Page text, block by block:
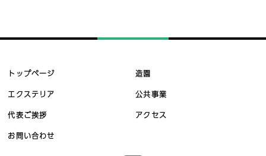
トップページ
造園
エクステリア
公共事業
代表ご挨拶
アクセス
お問い合わせ